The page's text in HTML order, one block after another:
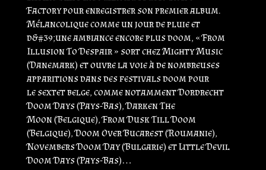
Factory pour enregistrer son premier album.
Mélancolique comme un jour de pluie et
d&#39;une ambiance encore plus doom, « From
Illusion To Despair » sort chez Mighty Music
(Danemark) et ouvre la voie à de nombreuses
apparitions dans des festivals doom pour
le sextet belge, comme notamment Dordrecht
Doom Days (Pays-Bas), Darken The
Moon (Belgique), From Dusk Till Doom
(Belgique), Doom Over Bucarest (Roumanie),
Novembers Doom Day (Bulgarie) et Little Devil
Doom Days (Pays-Bas)…